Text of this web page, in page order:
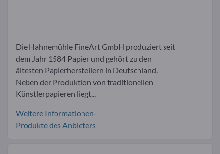
Die Hahnemühle FineArt GmbH produziert seit
dem Jahr 1584 Papier und gehört zu den
ältesten Papierherstellern in Deutschland.
Neben der Produktion von traditionellen
Künstlerpapieren liegt...
Weitere Informationen-
Produkte des Anbieters